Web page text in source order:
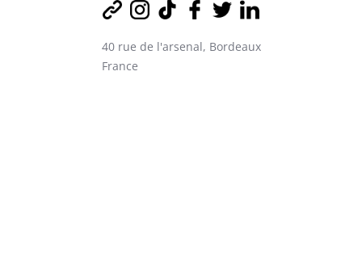
40 rue de l'arsenal, Bordeaux
France